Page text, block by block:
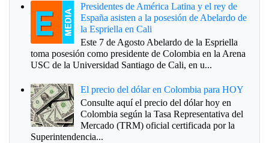
Presidentes de América Latina y el rey de
España asisten a la posesión de Abelardo de
la Espriella en Cali
Este 7 de Agosto Abelardo de la Espriella
toma posesión como presidente de Colombia en la Arena
USC de la Universidad Santiago de Cali, en u...
El precio del dólar en Colombia para HOY
Consulte aquí el precio del dólar hoy en
Colombia según la Tasa Representativa del
Mercado (TRM) oficial certificada por la
Superintendencia...